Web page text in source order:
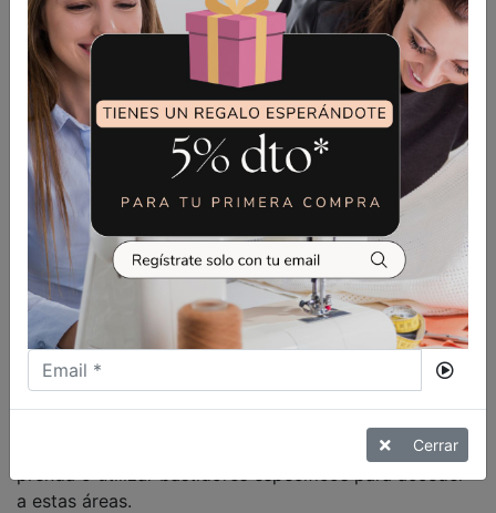
sábanas o paneles de tela completos, sin necesidad de
reenmarcar constantemente.
5. Brazo Libre: Versatilidad en
Prendas Cerradas
El brazo libre
es una característica presente en
muchas bordadoras domésticas y es extremadamente
útil para bordar en artículos tubulares o cerrados,
como mangas de camisetas, puños, calcetines o
gorras. Permite deslizar la prenda alrededor del brazo
para bordar sin abrirla.
Si bien algunas bordadoras industriales especializadas
pueden tener adaptaciones para ello, el concepto de
brazo libre tal como lo conocemos en las máquinas
industriales, que a menudo requieren descoser la
a estas áreas.
Cerrar